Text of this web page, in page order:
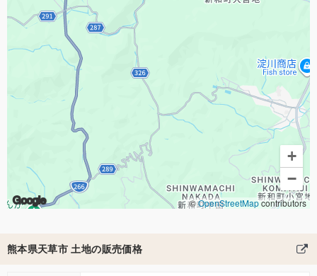
Google
+
−
©OpenStreetMapcontributors
熊本県天草市 土地の販売価格